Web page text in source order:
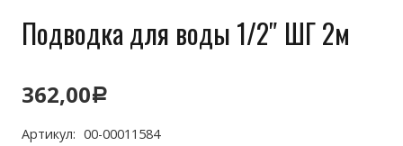
Подводка для воды 1/2″ ШГ 2м
362,00Р
Артикул: 00-00011584